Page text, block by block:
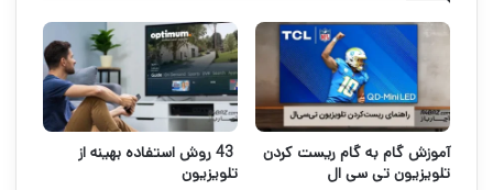
آموزش گام به گام ریست کردن
تلویزیون تی سی ال
43 روش استفاده بهینه از
تلویزیون